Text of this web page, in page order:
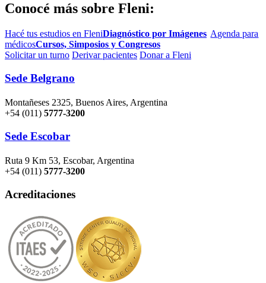
Conocé más sobre Fleni:
Hacé tus estudios en FleniDiagnóstico por Imágenes Agenda para
médicosCursos, Simposios y Congresos
Solicitar un turno Derivar pacientes Donar a Fleni
Sede Belgrano
Montañeses 2325, Buenos Aires, Argentina
+54 (011) 5777-3200
Sede Escobar
Ruta 9 Km 53, Escobar, Argentina
+54 (011) 5777-3200
Acreditaciones